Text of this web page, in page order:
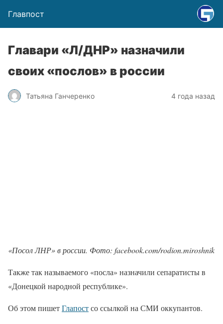
Главпост
Главари «Л/ДНР» назначили
своих «послов» в россии
Татьяна Ганчеренко 4 года назад
«Посол ЛНР» в россии. Фото: facebook.com/rodion.miroshnik
Также так называемого «посла» назначили сепаратисты в
«Донецкой народной республике».
Об этом пишетГлапостсо ссылкой на СМИ оккупантов.